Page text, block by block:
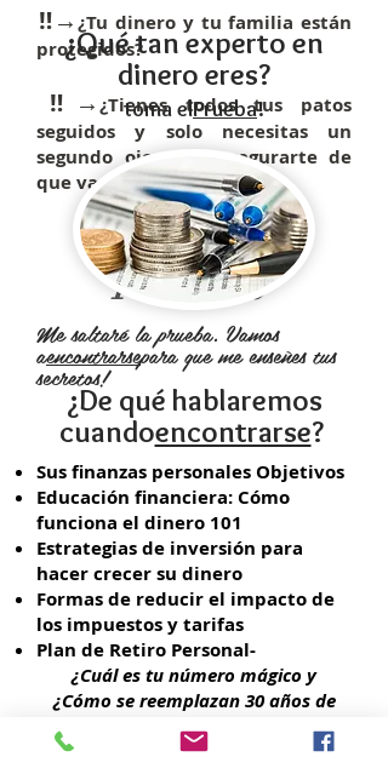
​‼→¿Tu dinero y tu familia están
protegidos?
​‼→¿Tienes todos tus patos
seguidos y solo necesitas un
segundo ojo para asegurarte de
que vas por buen camino?
Libertad
Financiero
¿De qué hablaremos
cuandoencontrarse?
Sus finanzas personales Objetivos
Educación financiera: Cómo
funciona el dinero 101
Estrategias de inversión para
hacer crecer su dinero
Formas de reducir el impacto de
los impuestos y tarifas
Plan de Retiro Personal-
¿Cuál es tu número mágico y
¿Cómo se reemplazan 30 años de
ingresos?
Ahorro para sus hijos
¿Qué tan experto en
dinero eres?
toma elPrueba!
Me saltaré la prueba. Vamos
aencontrarsepara que me enseñes tus
secretos!